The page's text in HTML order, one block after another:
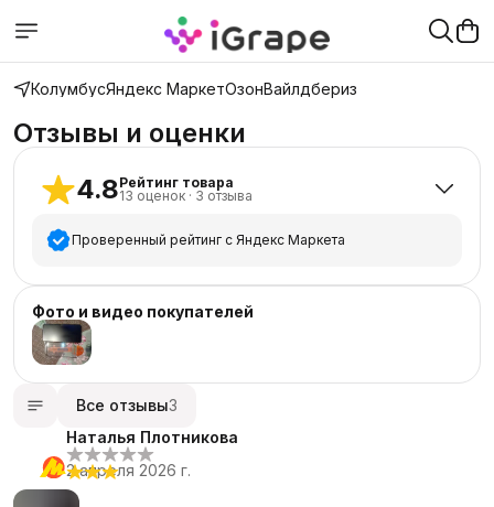
КолумбусЯндекс МаркетОзонВайлдбериз
Отзывы и оценки
4.8Рейтинг товара
13 оценок · 3 отзыва
Проверенный рейтинг с Яндекс Маркета
5 звёзд
11
4 звезды
3 звезды
1 звезда
Фото и видео покупателей
Все отзывы3
Наталья Плотникова
2 апреля 2026 г.